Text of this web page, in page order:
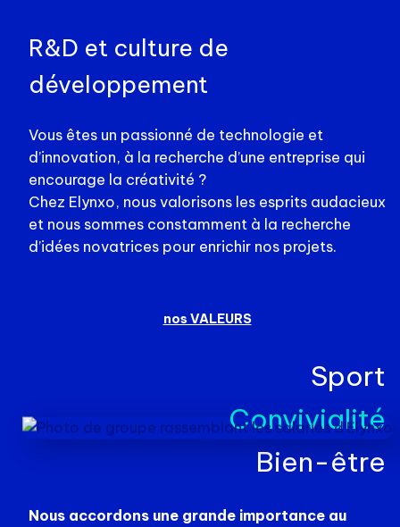
R&D et culture de
développement
Vous êtes un passionné de technologie et
d’innovation, à la recherche d’une entreprise qui
encourage la créativité ?
Chez Elynxo, nous valorisons les esprits audacieux
et nous sommes constamment à la recherche
d’idées novatrices pour enrichir nos projets.
nos VALEURS
Sport
Convivialité
Bien-être
Nous accordons une grande importance au